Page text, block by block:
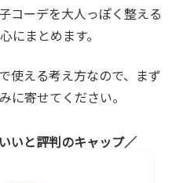
コーデを大人っぽく整える
にまとめます。
使える考え方なので、まず
に寄せてください。
いと評判のキャップ